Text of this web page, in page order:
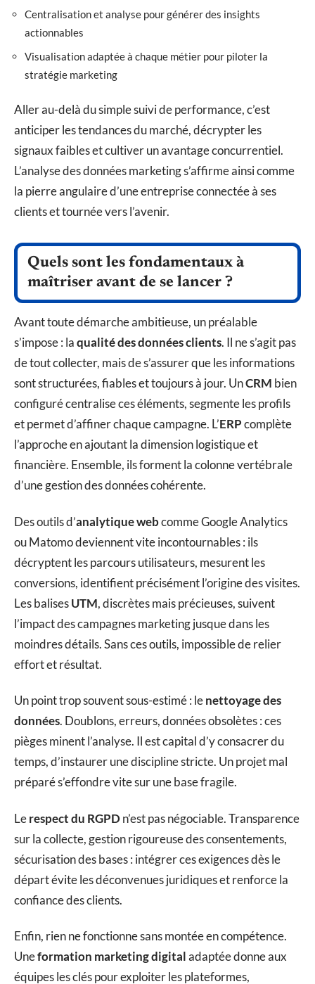
Centralisation et analyse pour générer des insights
actionnables
Visualisation adaptée à chaque métier pour piloter la
stratégie marketing
Aller au-delà du simple suivi de performance, c’est
anticiper les tendances du marché, décrypter les
signaux faibles et cultiver un avantage concurrentiel.
L’analyse des données marketing s’affirme ainsi comme
la pierre angulaire d’une entreprise connectée à ses
clients et tournée vers l’avenir.
Quels sont les fondamentaux à
maîtriser avant de se lancer ?
Avant toute démarche ambitieuse, un préalable
s’impose : laqualité des données clients. Il ne s’agit pas
de tout collecter, mais de s’assurer que les informations
sont structurées, fiables et toujours à jour. UnCRM bien
configuré centralise ces éléments, segmente les profils
et permet d’affiner chaque campagne. L’ERPcomplète
l’approche en ajoutant la dimension logistique et
financière. Ensemble, ils forment la colonne vertébrale
d’une gestion des données cohérente.
Des outils d’analytique webcomme Google Analytics
ou Matomo deviennent vite incontournables : ils
décryptent les parcours utilisateurs, mesurent les
conversions, identifient précisément l’origine des visites.
Les balisesUTM, discrètes mais précieuses, suivent
l’impact des campagnes marketing jusque dans les
moindres détails. Sans ces outils, impossible de relier
effort et résultat.
Un point trop souvent sous-estimé : lenettoyage des
données. Doublons, erreurs, données obsolètes : ces
pièges minent l’analyse. Il est capital d’y consacrer du
temps, d’instaurer une discipline stricte. Un projet mal
préparé s’effondre vite sur une base fragile.
Lerespect du RGPDn’est pas négociable. Transparence
sur la collecte, gestion rigoureuse des consentements,
sécurisation des bases : intégrer ces exigences dès le
départ évite les déconvenues juridiques et renforce la
confiance des clients.
Enfin, rien ne fonctionne sans montée en compétence.
Uneformation marketing digitaladaptée donne aux
équipes les clés pour exploiter les plateformes,